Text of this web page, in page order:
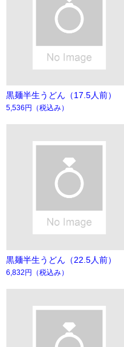
黒麺半生うどん（17.5人前）
5,536円 （税込み）
黒麺半生うどん（22.5人前）
6,832円 （税込み）